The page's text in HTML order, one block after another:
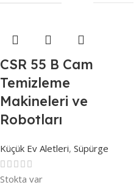
CSR 55 B Cam
Temizleme
Makineleri ve
Robotları
Küçük Ev Aletleri, Süpürge
Stokta var